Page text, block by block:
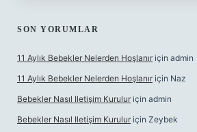
SON YORUMLAR
11 Aylık Bebekler Nelerden Hoşlanır için admin
11 Aylık Bebekler Nelerden Hoşlanır için Naz
Bebekler Nasıl Iletişim Kurulur için admin
Bebekler Nasıl Iletişim Kurulur için Zeybek